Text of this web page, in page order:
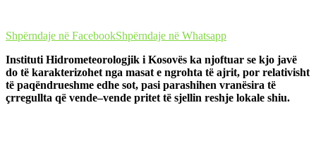
Shpërndaje në FacebookShpërndaje në Whatsapp
Instituti Hidrometeorologjik i Kosovës ka njoftuar se kjo javë
do të karakterizohet nga masat e ngrohta të ajrit, por relativisht
të paqëndrueshme edhe sot, pasi parashihen vranësira të
çrregullta që vende–vende pritet të sjellin reshje lokale shiu.